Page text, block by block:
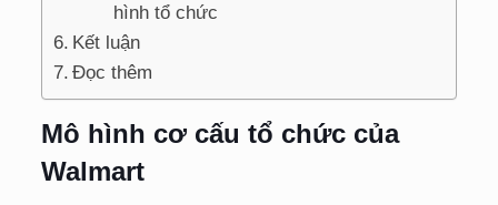
hình tổ chức
Kết luận
Đọc thêm
Mô hình cơ cấu tổ chức của
Walmart